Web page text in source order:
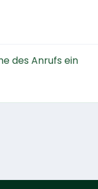
des Anrufs ein